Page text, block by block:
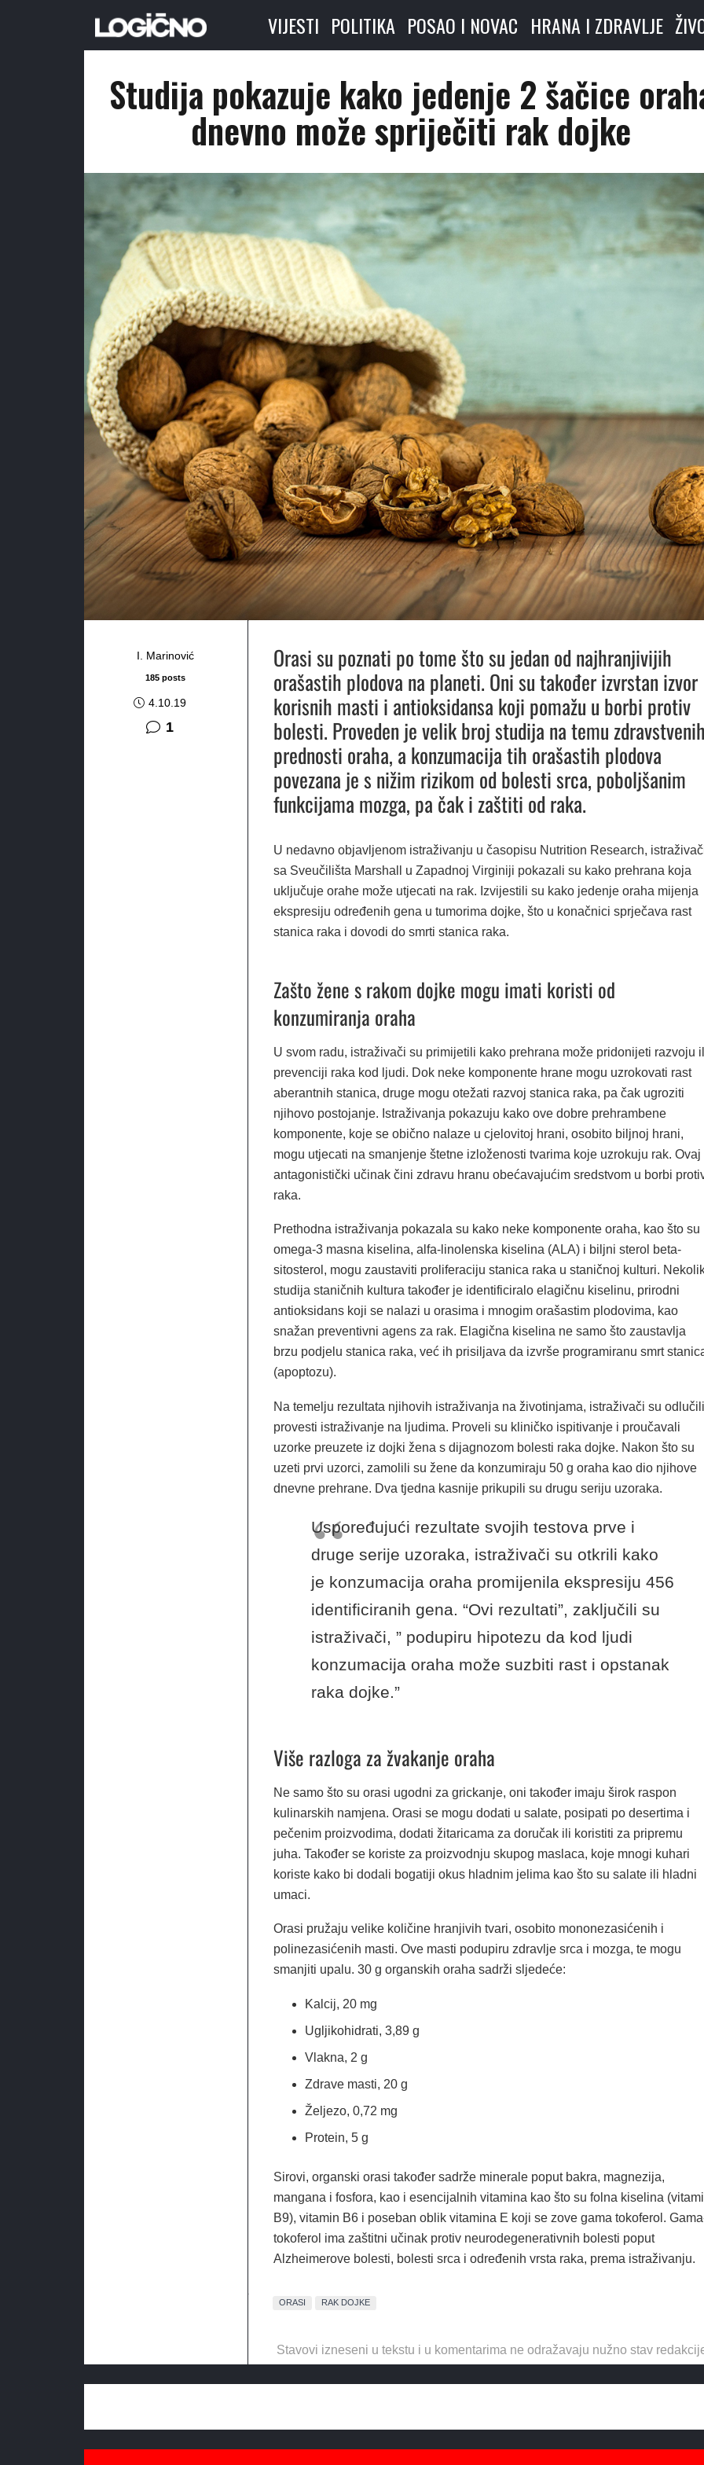
VIJESTI POLITIKA POSAO I NOVAC HRANA I ZDRAVLJE
Studija pokazuje kako jedenje 2 šačice
dnevno može spriječiti rak dojke
I. Marinović
185 posts
4.10.19
1
Orasi su poznati po tome što su jedan od najhranjivijih
orašastih plodova na planeti. Oni su također izvrstan izvor
korisnih masti i antioksidansa koji pomažu u borbi protiv
bolesti. Proveden je velik broj studija na temu zdravstvenih
prednosti oraha, a konzumacija tih orašastih plodova
povezana je s nižim rizikom od bolesti srca, poboljšanim
funkcijama mozga, pa čak i zaštiti od raka.
U nedavno objavljenom istraživanju u časopisu Nutrition Research,
sa Sveučilišta Marshall u Zapadnoj Virginiji pokazali su kako prehrana koja
uključuje orahe može utjecati na rak. Izvijestili su kako jedenje oraha mijenja
ekspresiju određenih gena u tumorima dojke, što u konačnici sprječava rast
stanica raka i dovodi do smrti stanica raka.
Zašto žene s rakom dojke mogu imati koristi od
konzumiranja oraha
U svom radu, istraživači su primijetili kako prehrana može pridonijeti razvoju
prevenciji raka kod ljudi. Dok neke komponente hrane mogu uzrokovati rast
aberantnih stanica, druge mogu otežati razvoj stanica raka, pa čak ugroziti
njihovo postojanje. Istraživanja pokazuju kako ove dobre prehrambene
komponente, koje se obično nalaze u cjelovitoj hrani, osobito biljnoj hrani,
mogu utjecati na smanjenje štetne izloženosti tvarima koje uzrokuju rak. Ovaj
antagonistički učinak čini zdravu hranu obećavajućim sredstvom u borbi
raka.
Prethodna istraživanja pokazala su kako neke komponente oraha, kao što su
omega-3 masna kiselina, alfa-linolenska kiselina (ALA) i biljni sterol beta-
sitosterol, mogu zaustaviti proliferaciju stanica raka u staničnoj kulturi.
studija staničnih kultura također je identificiralo elagičnu kiselinu, prirodni
antioksidans koji se nalazi u orasima i mnogim orašastim plodovima, kao
snažan preventivni agens za rak. Elagična kiselina ne samo što zaustavlja
brzu podjelu stanica raka, već ih prisiljava da izvrše programiranu smrt
(apoptozu).
Na temelju rezultata njihovih istraživanja na životinjama, istraživači su odlučili
provesti istraživanje na ljudima. Proveli su kliničko ispitivanje i proučavali
uzorke preuzete iz dojki žena s dijagnozom bolesti raka dojke. Nakon što su
uzeti prvi uzorci, zamolili su žene da konzumiraju 50 g oraha kao dio njihove
dnevne prehrane. Dva tjedna kasnije prikupili su drugu seriju uzoraka.
Uspoređujući rezultate svojih testova prve i
druge serije uzoraka, istraživači su otkrili kako
je konzumacija oraha promijenila ekspresiju 456
identificiranih gena. “Ovi rezultati”, zaključili su
istraživači, ” podupiru hipotezu da kod ljudi
konzumacija oraha može suzbiti rast i opstanak
raka dojke.”
Više razloga za žvakanje oraha
Ne samo što su orasi ugodni za grickanje, oni također imaju širok raspon
kulinarskih namjena. Orasi se mogu dodati u salate, posipati po desertima i
pečenim proizvodima, dodati žitaricama za doručak ili koristiti za pripremu
juha. Također se koriste za proizvodnju skupog maslaca, koje mnogi kuhari
koriste kako bi dodali bogatiji okus hladnim jelima kao što su salate ili hladni
umaci.
Orasi pružaju velike količine hranjivih tvari, osobito mononezasićenih i
polinezasićenih masti. Ove masti podupiru zdravlje srca i mozga, te mogu
smanjiti upalu. 30 g organskih oraha sadrži sljedeće:
Kalcij, 20 mg
Ugljikohidrati, 3,89 g
Vlakna, 2 g
Zdrave masti, 20 g
Željezo, 0,72 mg
Protein, 5 g
Sirovi, organski orasi također sadrže minerale poput bakra, magnezija,
mangana i fosfora, kao i esencijalnih vitamina kao što su folna kiselina
B9), vitamin B6 i poseban oblik vitamina E koji se zove gama tokoferol.
tokoferol ima zaštitni učinak protiv neurodegenerativnih bolesti poput
Alzheimerove bolesti, bolesti srca i određenih vrsta raka, prema istraživanju.
ORASI RAK DOJKE
Stavovi izneseni u tekstu i u komentarima ne odražavaju nužno stav